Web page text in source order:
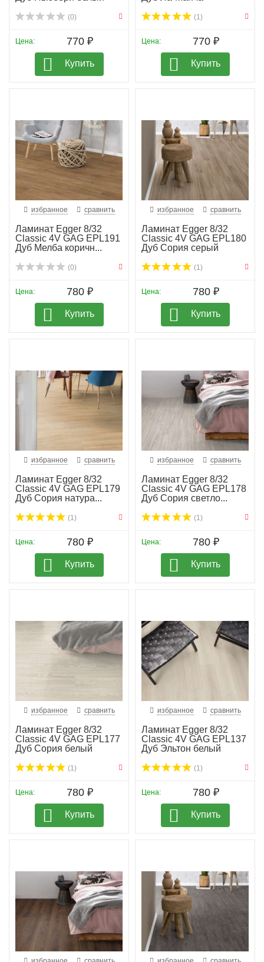
(0)
Цена: 770 ₽
Купить
(1)
Цена: 770 ₽
Купить
избранное сравнить
Ламинат Egger 8/32
Classic 4V GAG EPL191
Дуб Мелба коричн...
(0)
Цена: 780 ₽
Купить
избранное сравнить
Ламинат Egger 8/32
Classic 4V GAG EPL180
Дуб Сория серый
(1)
Цена: 780 ₽
Купить
избранное сравнить
Ламинат Egger 8/32
Classic 4V GAG EPL179
Дуб Сория натура...
(1)
Цена: 780 ₽
Купить
избранное сравнить
Ламинат Egger 8/32
Classic 4V GAG EPL178
Дуб Сория светло...
(1)
Цена: 780 ₽
Купить
избранное сравнить
Ламинат Egger 8/32
Classic 4V GAG EPL177
Дуб Сория белый
(1)
Цена: 780 ₽
Купить
избранное сравнить
Ламинат Egger 8/32
Classic 4V GAG EPL137
Дуб Эльтон белый
(1)
Цена: 780 ₽
Купить